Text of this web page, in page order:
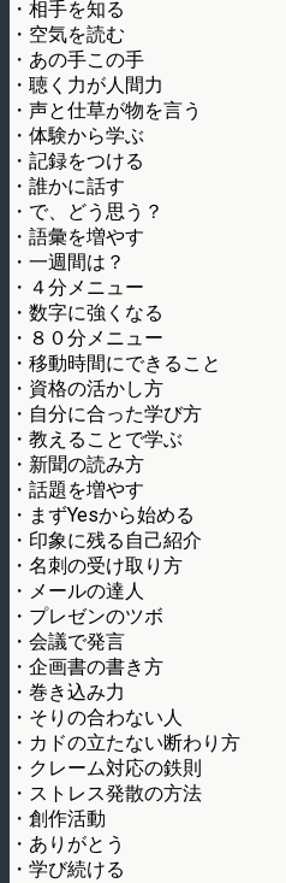
・相手を知る
・空気を読む
・あの手この手
・聴く力が人間力
・声と仕草が物を言う
・体験から学ぶ
・記録をつける
・誰かに話す
・で、どう思う？
・語彙を増やす
・一週間は？
・４分メニュー
・数字に強くなる
・８０分メニュー
・移動時間にできること
・資格の活かし方
・自分に合った学び方
・教えることで学ぶ
・新聞の読み方
・話題を増やす
・まずYesから始める
・印象に残る自己紹介
・名刺の受け取り方
・メールの達人
・プレゼンのツボ
・会議で発言
・企画書の書き方
・巻き込み力
・そりの合わない人
・カドの立たない断わり方
・クレーム対応の鉄則
・ストレス発散の方法
・創作活動
・ありがとう
・学び続ける